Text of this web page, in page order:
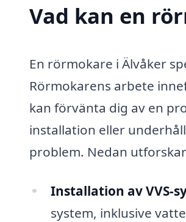
Vad kan en
En rörmokare i Älvåker
Rörmokarens arbete
kan förvänta dig av en
installation eller
problem. Nedan
Installation av VVS-
system, inklusive